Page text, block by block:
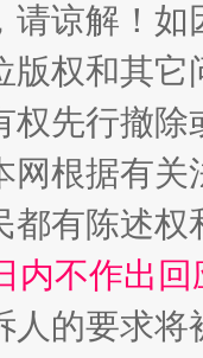
请谅解！
版权和其它
权先行撤
网根据有
都有陈述
内不作出
人的要求将